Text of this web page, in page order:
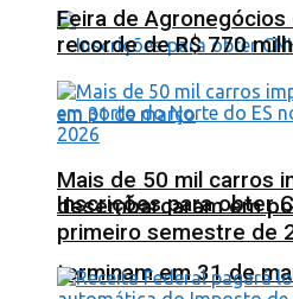
Inscrições para obter
terminam em 31 de
Feira de
recorde de R$ 770
Mais de 50 mil carros
desembarcaram em
primeiro semestre de